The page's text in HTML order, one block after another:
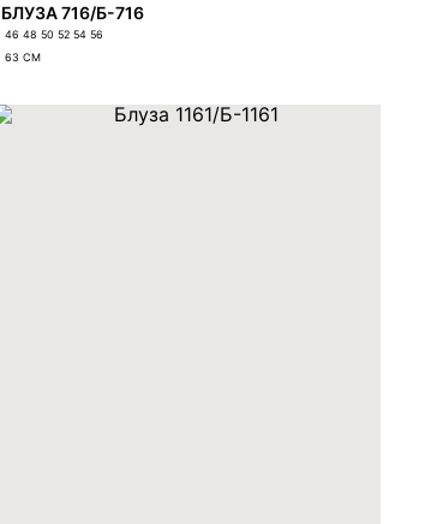
БЛУЗА 716/Б-716
46 48 50 52 54 56
63 СМ